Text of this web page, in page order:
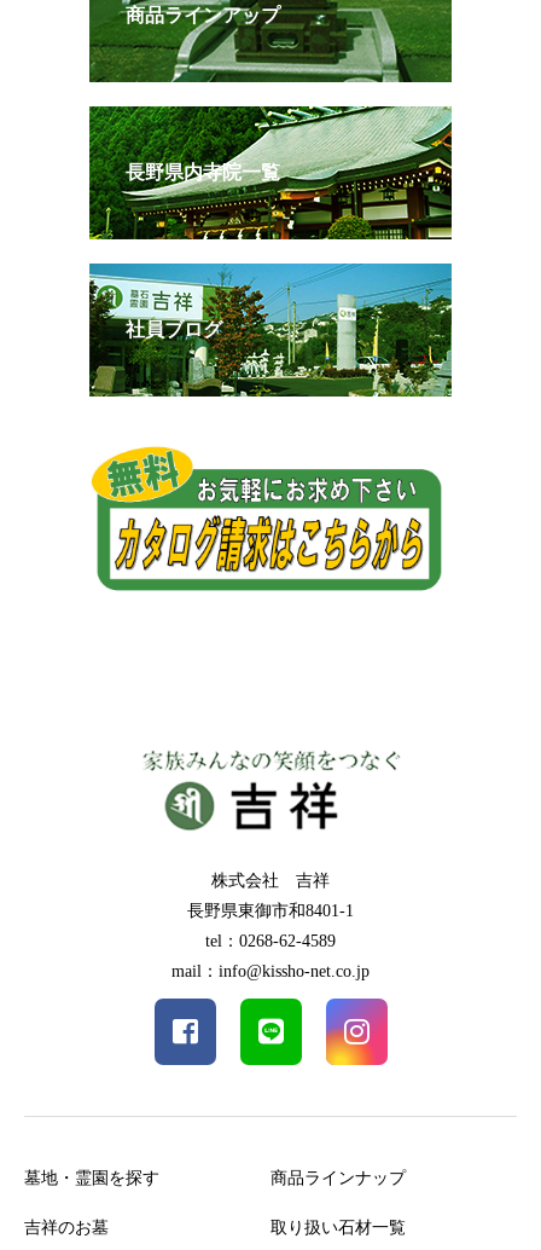
商品ラインアップ
長野県内寺院一覧
社員ブログ
株式会社 吉祥
長野県東御市和8401-1
tel：0268-62-4589
mail：info@kissho-net.co.jp
墓地・霊園を探す
吉祥のお墓
商品ラインナップ
取り扱い石材一覧